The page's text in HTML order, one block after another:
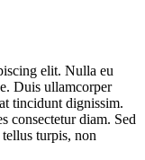
elit. Nulla eu
Duis ullamcorper
tincidunt dignissim.
consectetur diam. Sed
turpis, non